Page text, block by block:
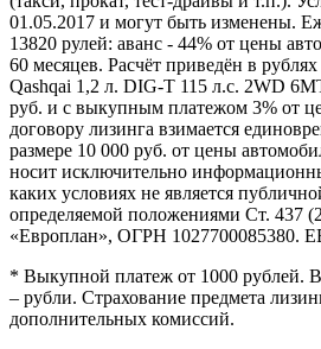
01.05.2017 и могут быть изменены.
13820 рулей: аванс - 44% от цены
60 месяцев. Расчёт приведён в
Qashqai 1,2 л. DIG-T 115 л.с. 2WD
руб. и с выкупным платежом 3% от
договору лизинга взимается
размере 10 000 руб. от цены
носит исключительно
каких условиях не является
определяемой положениями Ст.
«Европлан», ОГРН
* Выкупной платеж от 1000 рублей.
– рубли. Страхование предмета
дополнительных комиссий.